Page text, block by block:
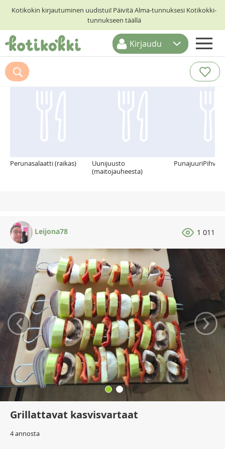
Kotikokin kirjautuminen uudistui! Päivitä Alma-tunnuksesi Kotikokki-
tunnukseen täällä
ETUSIVU
RESEPTIHAKU
Kirjaudu
Suosittelemme myös
Perunasalaatti (raikas)
Uunijuusto
(maitojauheesta)
PunajuuriPihvit
Leijona78 1 011
‹ ›
Grillattavat kasvisvartaat
4 annosta